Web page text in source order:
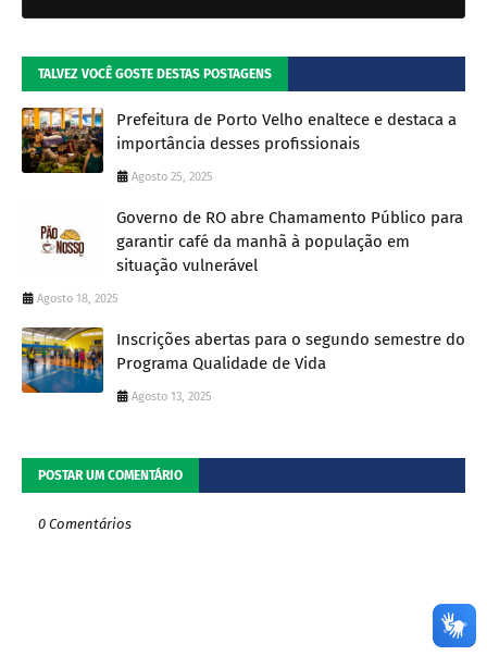
TALVEZ VOCÊ GOSTE DESTAS POSTAGENS
Prefeitura de Porto Velho enaltece e destaca a
importância desses profissionais
Agosto 25, 2025
Governo de RO abre Chamamento Público para
garantir café da manhã à população em
situação vulnerável
Agosto 18, 2025
Inscrições abertas para o segundo semestre do
Programa Qualidade de Vida
Agosto 13, 2025
POSTAR UM COMENTÁRIO
0 Comentários